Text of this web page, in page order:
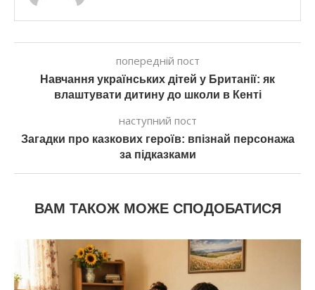
попередній пост
Навчання українських дітей у Британії: як
влаштувати дитину до школи в Кенті
наступний пост
Загадки про казкових героїв: впізнай персонажа
за підказками
ВАМ ТАКОЖ МОЖЕ СПОДОБАТИСЯ